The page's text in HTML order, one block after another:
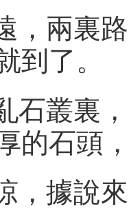
，兩裏
到了。
石叢裏
的石頭
，據說